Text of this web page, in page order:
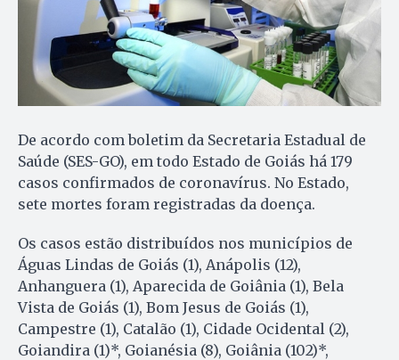
De acordo com boletim da Secretaria Estadual de
Saúde (SES-GO), em todo Estado de Goiás há 179
casos confirmados de coronavírus. No Estado,
sete mortes foram registradas da doença.
Os casos estão distribuídos nos municípios de
Águas Lindas de Goiás (1), Anápolis (12),
Anhanguera (1), Aparecida de Goiânia (1), Bela
Vista de Goiás (1), Bom Jesus de Goiás (1),
Campestre (1), Catalão (1), Cidade Ocidental (2),
Goiandira (1)*, Goianésia (8), Goiânia (102)*,